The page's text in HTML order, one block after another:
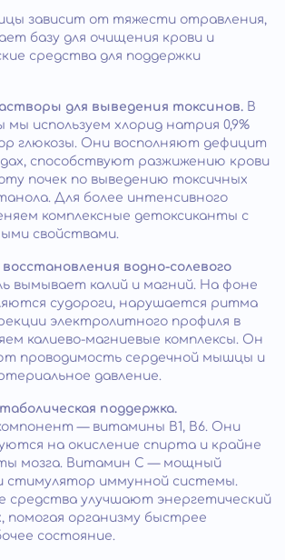
зависит от тяжести отравления,
базу для очищения крови и
средства для поддержки
для выведения токсинов. В
мы используем хлорид натрия 0,9%
глюкозы. Они восполняют дефицит
способствуют разжижению крови
почек по выведению токсичных
Для более интенсивного
комплексные детоксиканты с
свойствами.
водно-солевого
вымывает калий и магний. На фоне
судороги, нарушается ритма
электролитного профиля в
калиево-магниевые комплексы. Он
проводимость сердечной мышцы и
давление.
поддержка.
— витамины B1, B6. Они
на окисление спирта и крайне
мозга. Витамин C — мощный
стимулятор иммунной системы.
средства улучшают энергетический
помогая организму быстрее
состояние.